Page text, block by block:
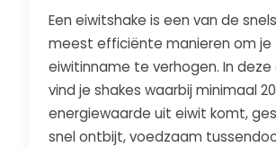
Een eiwitshake is een van de
meest efficiënte manieren om je
eiwitinname te verhogen. In
vind je shakes waarbij minimaal
energiewaarde uit eiwit komt,
snel ontbijt, voedzaam